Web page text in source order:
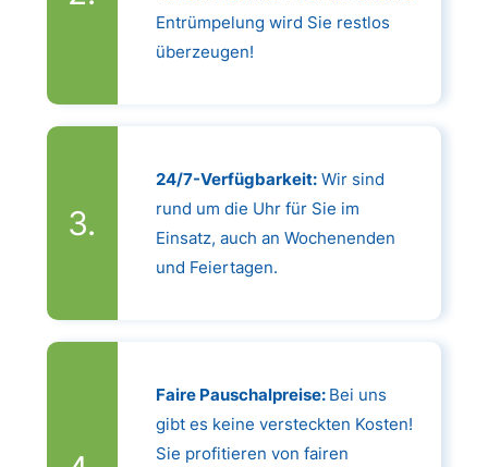
Entrümpelung wird Sie restlos
überzeugen!
24/7-Verfügbarkeit:Wir sind
rund um die Uhr für Sie im
Einsatz, auch an Wochenenden
und Feiertagen.
Faire Pauschalpreise: Bei uns
gibt es keine versteckten Kosten!
Sie profitieren von fairen